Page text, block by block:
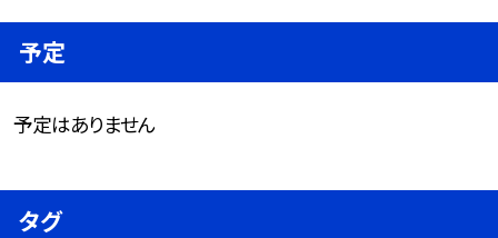
予定
予定はありません
タグ